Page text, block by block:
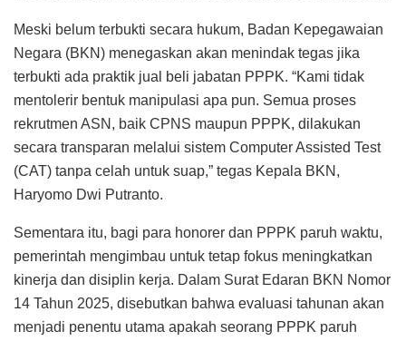
Meski belum terbukti secara hukum, Badan Kepegawaian
Negara (BKN) menegaskan akan menindak tegas jika
terbukti ada praktik jual beli jabatan PPPK. “Kami tidak
mentolerir bentuk manipulasi apa pun. Semua proses
rekrutmen ASN, baik CPNS maupun PPPK, dilakukan
secara transparan melalui sistem Computer Assisted Test
(CAT) tanpa celah untuk suap,” tegas Kepala BKN,
Haryomo Dwi Putranto.
Sementara itu, bagi para honorer dan PPPK paruh waktu,
pemerintah mengimbau untuk tetap fokus meningkatkan
kinerja dan disiplin kerja. Dalam Surat Edaran BKN Nomor
14 Tahun 2025, disebutkan bahwa evaluasi tahunan akan
menjadi penentu utama apakah seorang PPPK paruh